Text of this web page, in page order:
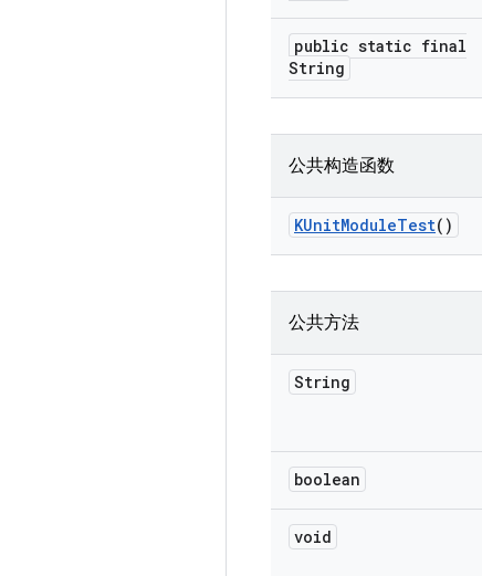
public static final
String
公共构造函数
KUnitModuleTest()
公共方法
String
boolean
void